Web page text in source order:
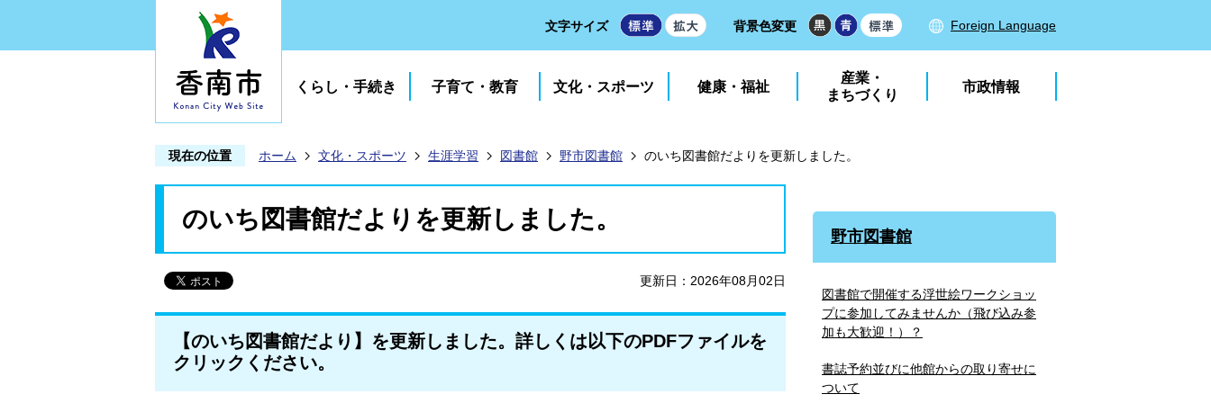
文字サイズ 背景色変更 Foreign Language
くらし・手続き 子育て・教育 文化・スポーツ 健康・福祉
産業・
まちづくり
市政情報
現在の位置 ホーム 文化・スポーツ 生涯学習 図書館 野市図書館 のいち図書館だよりを更新しました。
のいち図書館だよりを更新しました。
更新日：2026年08月02日
【のいち図書館だより】を更新しました。詳しくは以下のPDFファイルを
クリックください。
野市図書館
図書館で開催する浮世絵ワークショッ
プに参加してみませんか（飛び込み参
加も大歓迎！）？
書誌予約並びに他館からの取り寄せに
ついて